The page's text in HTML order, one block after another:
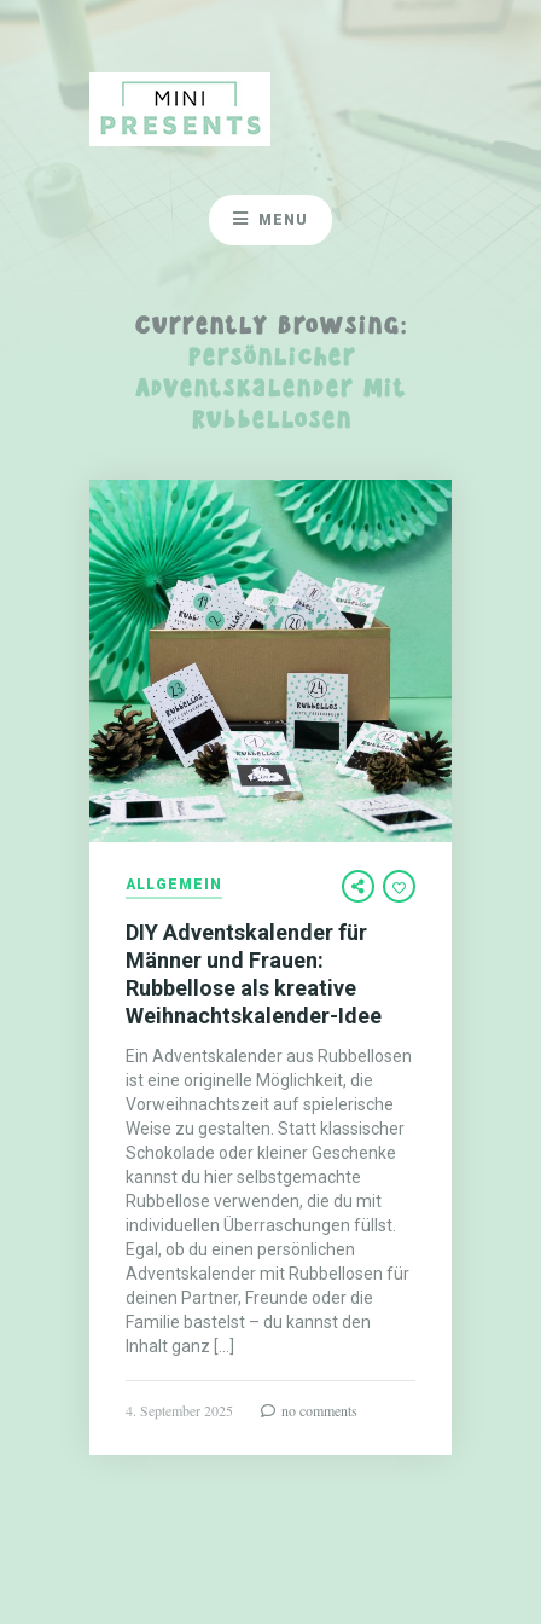
MENU
Currently Browsing:
Persönlicher
Adventskalender mit
Rubbellosen
ALLGEMEIN
DIY Adventskalender für
Männer und Frauen:
Rubbellose als kreative
Weihnachtskalender-Idee
Ein Adventskalender aus Rubbellosen
ist eine originelle Möglichkeit, die
Vorweihnachtszeit auf spielerische
Weise zu gestalten. Statt klassischer
Schokolade oder kleiner Geschenke
kannst du hier selbstgemachte
Rubbellose verwenden, die du mit
individuellen Überraschungen füllst.
Egal, ob du einen persönlichen
Adventskalender mit Rubbellosen für
deinen Partner, Freunde oder die
Familie bastelst – du kannst den
Inhalt ganz […]
4. September 2025 no comments